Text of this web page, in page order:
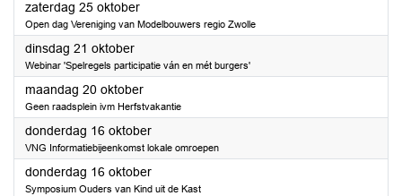
zaterdag 25 oktober2025
Open dag Vereniging van Modelbouwers regio Zwolle
dinsdag 21 oktober2025
Webinar 'Spelregels participatie ván en mét burgers'
maandag 20 oktober2025
Geen raadsplein ivm Herfstvakantie
donderdag 16 oktober2025
VNG Informatiebijeenkomst lokale omroepen
donderdag 16 oktober2025
Symposium Ouders van Kind uit de Kast